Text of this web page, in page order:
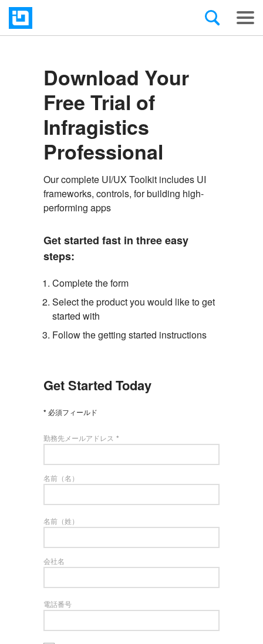
Download Your
Free Trial of
Infragistics
Professional
Our complete UI/UX Toolkit includes UI
frameworks, controls, for building high-
performing apps
Get started fast in three easy
steps:
Complete the form
Select the product you would like to get
started with
Follow the getting started instructions
Get Started Today
必須フィールド
勤務先メールアドレス
名前（名）
名前（姓）
会社名
電話番号